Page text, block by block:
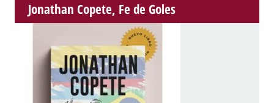
Jonathan Copete, Fe de Goles